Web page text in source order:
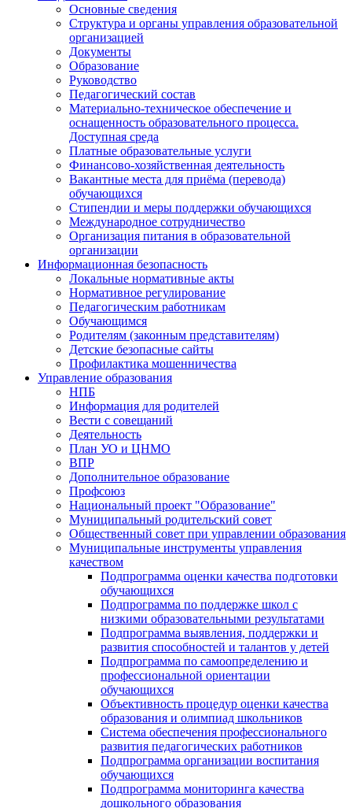
Основные сведения
Структура и органы управления образовательной
организацией
Документы
Образование
Руководство
Педагогический состав
Материально-техническое обеспечение и
оснащенность образовательного процесса.
Доступная среда
Платные образовательные услуги
Финансово-хозяйственная деятельность
Вакантные места для приёма (перевода)
обучающихся
Стипендии и меры поддержки обучающихся
Международное сотрудничество
Организация питания в образовательной
организации
Информационная безопасность
Локальные нормативные акты
Нормативное регулирование
Педагогическим работникам
Обучающимся
Родителям (законным представителям)
Детские безопасные сайты
Профилактика мошенничества
Управление образования
НПБ
Информация для родителей
Вести с совещаний
Деятельность
План УО и ЦНМО
ВПР
Дополнительное образование
Профсоюз
Национальный проект "Образование"
Муниципальный родительский совет
Общественный совет при управлении образования
Муниципальные инструменты управления
качеством
Подпрограмма оценки качества подготовки
обучающихся
Подпрограмма по поддержке школ с
низкими образовательными результатами
Подпрограмма выявления, поддержки и
развития способностей и талантов у детей
Подпрограмма по самоопределению и
профессиональной ориентации
обучающихся
Объективность процедур оценки качества
образования и олимпиад школьников
Система обеспечения профессионального
развития педагогических работников
Подпрограмма организации воспитания
обучающихся
Подпрограмма мониторинга качества
дошкольного образования